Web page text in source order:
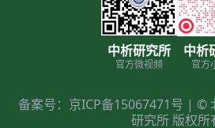
中析研究所
官方微视频
中析
官方
备案号：京ICP备15067471号 | ©
研究所 版权所